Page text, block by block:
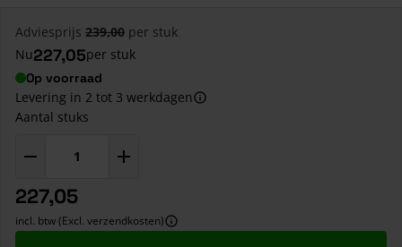
Adviesprijs 239,00 per stuk
Nu227,05per stuk
Op voorraad
Levering in 2 tot 3 werkdagen
Aantal stuks
227,05
incl. btw (Excl. verzendkosten)